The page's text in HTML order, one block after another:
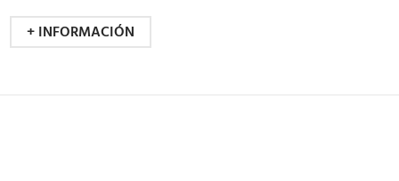
+ INFORMACIÓN